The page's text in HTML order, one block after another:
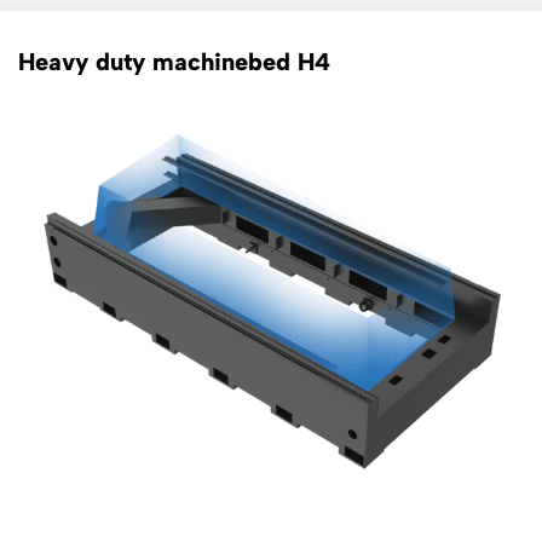
Heavy duty machinebed H4